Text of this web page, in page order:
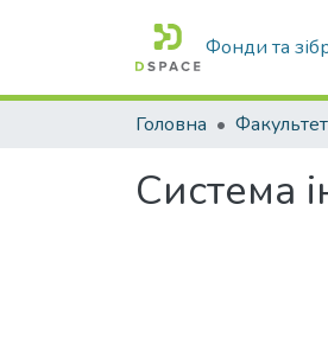
Фонди та
Головна
Система